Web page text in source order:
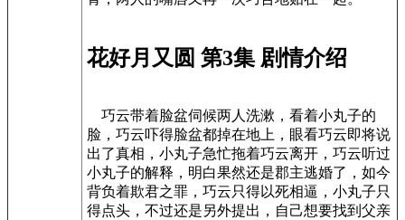
花好月又圆 第3集 剧情介绍
巧云带着脸盆伺候两人洗漱，看着小丸子的
脸，巧云吓得脸盆都掉在地上，眼看巧云即将说
出了真相，小丸子急忙拖着巧云离开，巧云听过
小丸子的解释，明白果然还是郡主逃婚了，如今
背负着欺君之罪，巧云只得以死相逼，小丸子只
得点头，不过还是另外提出，自己想要找到父亲